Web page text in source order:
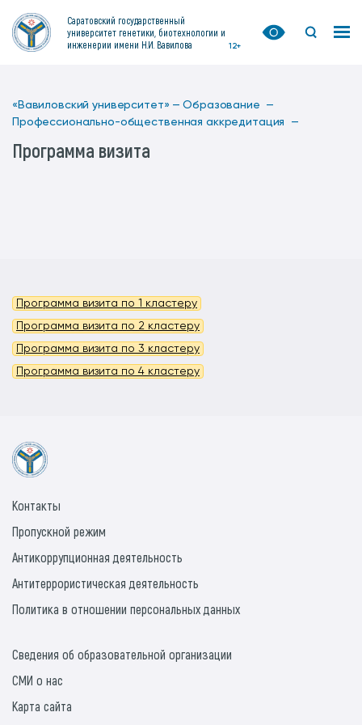
Саратовский государственный
университет генетики, биотехнологии и
инженерии имени Н.И. Вавилова
12+
«Вавиловский университет» — Образование —
Профессионально-общественная аккредитация —
Программа визита
Программа визита по 1 кластеру
Программа визита по 2 кластеру
Программа визита по 3 кластеру
Программа визита по 4 кластеру
Контакты
Пропускной режим
Антикоррупционная деятельность
Антитеррористическая деятельность
Политика в отношении персональных данных
Сведения об образовательной организации
СМИ о нас
Карта сайта